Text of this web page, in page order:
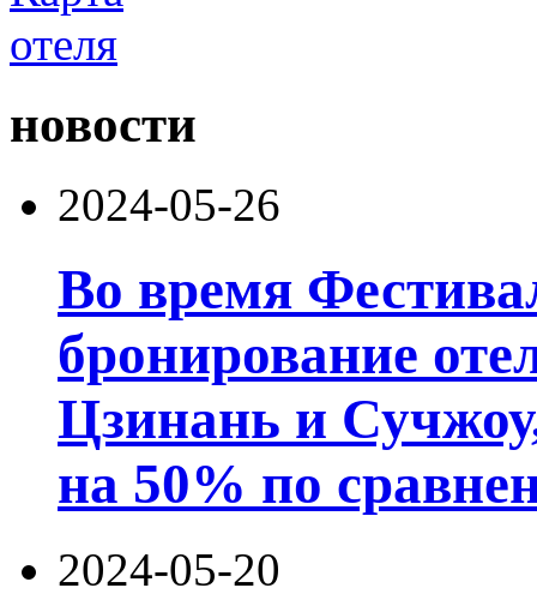
новости
2024-05-26
Во время
бронирование
Цзинань и
на 50% по
2024-05-20